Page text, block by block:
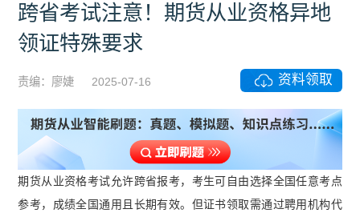
跨省考试注意！期货从业资格异地
领证特殊要求
责编：廖婕 2025-07-16 资料领取
期货从业资格考试允许跨省报考，考生可自由选择全国任意考点
参考，成绩全国通用且长期有效。但证书领取需通过聘用机构代